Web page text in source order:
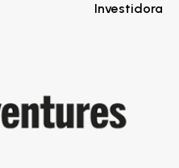
Investidora